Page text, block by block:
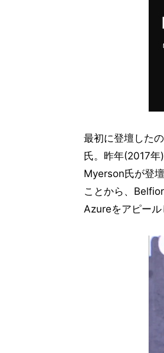
最初に登壇した
氏。昨年(2017
Myerson氏が登
ことから、
Azureをアピール